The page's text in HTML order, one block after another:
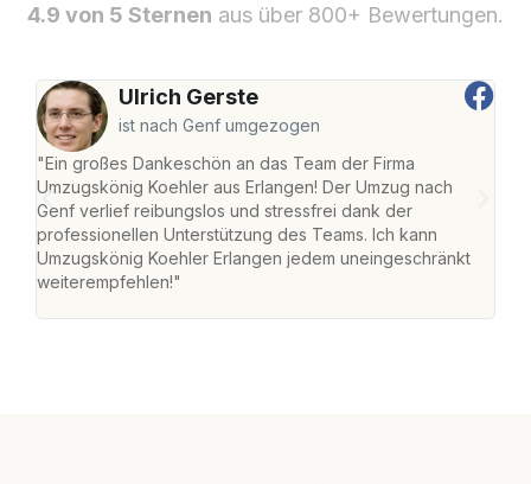
4.9 von 5 Sternen aus über 800+ Bewertungen.
Ulrich Gerste
ist nach Genf umgezogen
"Ein großes Dankeschön an das Team der Firma
Umzugskönig Koehler aus Erlangen! Der Umzug nach
Genf verlief reibungslos und stressfrei dank der
professionellen Unterstützung des Teams. Ich kann
Umzugskönig Koehler Erlangen jedem uneingeschränkt
weiterempfehlen!"